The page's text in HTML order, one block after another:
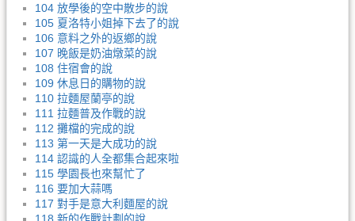
104 放學後的空中散步的說
105 夏洛特小姐掉下去了的說
106 意料之外的返鄉的說
107 晚飯是奶油燉菜的說
108 住宿會的說
109 休息日的購物的說
110 拉麵屋蘭亭的說
111 拉麵普及作戰的說
112 攤檔的完成的說
113 第一天是大成功的說
114 認識的人全都集合起來啦
115 學園長也來幫忙了
116 要加大蒜嗎
117 對手是意大利麵屋的說
118 新的作戰計劃的說